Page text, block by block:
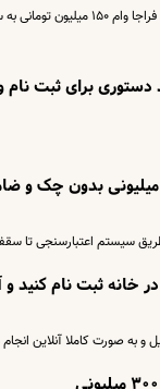
اعطا می‌…
سقف ۱۰۰میلیون تومان اجرا
ندهید | در خانه ثبت
و به صورت کاملا آنلاین